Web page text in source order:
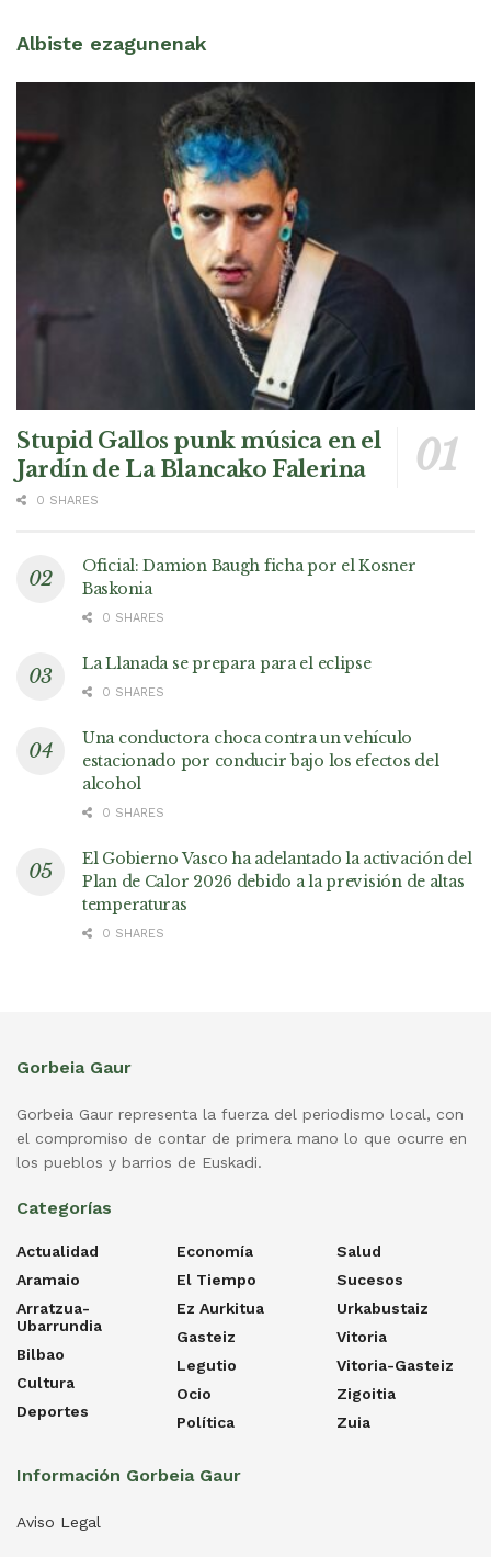
Albiste ezagunenak
Stupid Gallos punk música en el
Jardín de La Blancako Falerina
0 SHARES
Oficial: Damion Baugh ficha por el Kosner
Baskonia
0 SHARES
La Llanada se prepara para el eclipse
0 SHARES
Una conductora choca contra un vehículo
estacionado por conducir bajo los efectos del
alcohol
0 SHARES
El Gobierno Vasco ha adelantado la activación del
Plan de Calor 2026 debido a la previsión de altas
temperaturas
0 SHARES
Gorbeia Gaur
Gorbeia Gaur representa la fuerza del periodismo local, con
el compromiso de contar de primera mano lo que ocurre en
los pueblos y barrios de Euskadi.
Categorías
Actualidad
Aramaio
Arratzua-
Ubarrundia
Bilbao
Cultura
Deportes
Economía
El Tiempo
Ez Aurkitua
Gasteiz
Legutio
Ocio
Política
Salud
Sucesos
Urkabustaiz
Vitoria
Vitoria-Gasteiz
Zigoitia
Zuia
Información Gorbeia Gaur
Aviso Legal